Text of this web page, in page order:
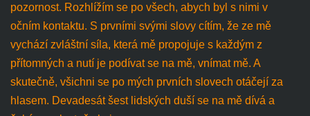
pozornost. Rozhlížím se po všech, abych byl s nimi v
očním kontaktu. S prvními svými slovy cítím, že ze mě
vychází zvláštní síla, která mě propojuje s každým z
přítomných a nutí je podívat se na mě, vnímat mě. A
skutečně, všichni se po mých prvních slovech otáčejí za
hlasem. Devadesát šest lidských duší se na mě dívá a